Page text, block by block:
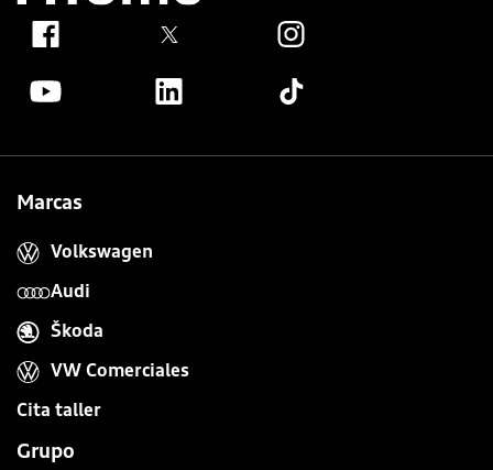
Marcas
Volkswagen
Audi
Škoda
VW Comerciales
Cita taller
Grupo